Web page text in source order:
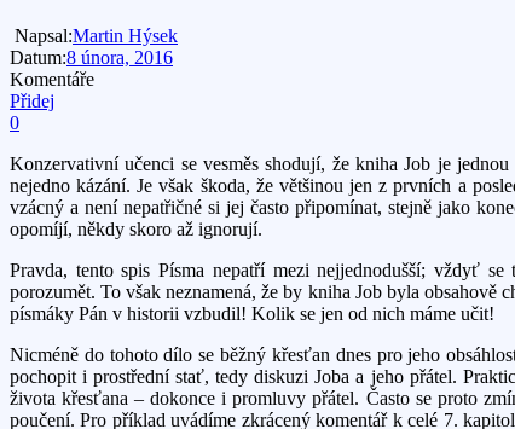
Napsal:Martin Hýsek
Datum:8 února, 2016
Komentáře
Přidej
0
Konzervativní učenci se vesměs shodují, že kniha Job je
nejedno kázání. Je však škoda, že většinou jen z prvních a
vzácný a není nepatřičné si jej často připomínat, stejně jako
opomíjí, někdy skoro až ignorují.
Pravda, tento spis Písma nepatří mezi nejjednodušší; vždyť
porozumět. To však neznamená, že by kniha Job byla obsahově
písmáky Pán v historii vzbudil! Kolik se jen od nich máme učit!
Nicméně do tohoto dílo se běžný křesťan dnes pro jeho
pochopit i prostřední stať, tedy diskuzi Joba a jeho přátel.
života křesťana – dokonce i promluvy přátel. Často se proto
poučení. Pro příklad uvádíme zkrácený komentář k celé 7.